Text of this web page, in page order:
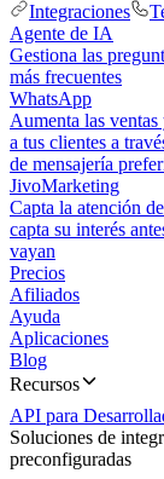
Integraciones
Agente de IA
Gestiona las
más frecuentes
WhatsApp
Aumenta las ventas
a tus clientes a
de mensajería
JivoMarketing
Capta la atención
capta su interés
vayan
Precios
Afiliados
Ayuda
Aplicaciones
Blog
Recursos
API para
Soluciones de
preconfiguradas